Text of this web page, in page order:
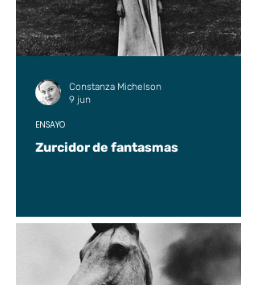
Zurcidor de fantasmas
ENSAYO
Constanza Michelson
9 jun